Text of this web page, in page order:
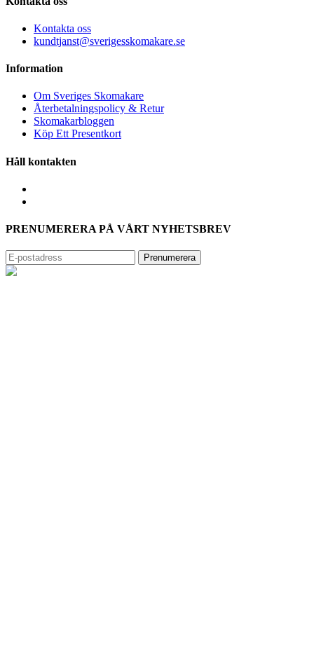
Kontakta oss
kundtjanst@sverigesskomakare.se
Information
Om Sveriges Skomakare
Återbetalningspolicy & Retur
Skomakarbloggen
Köp Ett Presentkort
Håll kontakten
PRENUMERERA PÅ VÅRT NYHETSBREV